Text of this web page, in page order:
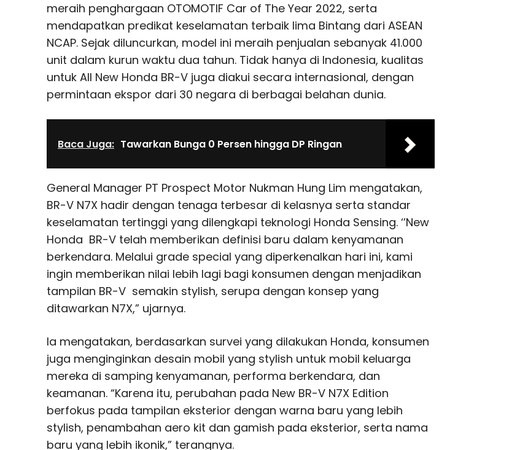
meraih penghargaan OTOMOTIF Car of The Year 2022, serta
mendapatkan predikat keselamatan terbaik lima Bintang dari ASEAN
NCAP. Sejak diluncurkan, model ini meraih penjualan sebanyak 41.000
unit dalam kurun waktu dua tahun. Tidak hanya di Indonesia, kualitas
untuk All New Honda BR-V juga diakui secara internasional, dengan
permintaan ekspor dari 30 negara di berbagai belahan dunia.
Baca Juga: Tawarkan Bunga 0 Persen hingga DP Ringan
General Manager PT Prospect Motor Nukman Hung Lim mengatakan,
BR-V N7X hadir dengan tenaga terbesar di kelasnya serta standar
keselamatan tertinggi yang dilengkapi teknologi Honda Sensing. ‘’New
Honda BR-V telah memberikan definisi baru dalam kenyamanan
berkendara. Melalui grade special yang diperkenalkan hari ini, kami
ingin memberikan nilai lebih lagi bagi konsumen dengan menjadikan
tampilan BR-V semakin stylish, serupa dengan konsep yang
ditawarkan N7X,” ujarnya.
Ia mengatakan, berdasarkan survei yang dilakukan Honda, konsumen
juga menginginkan desain mobil yang stylish untuk mobil keluarga
mereka di samping kenyamanan, performa berkendara, dan
keamanan. “Karena itu, perubahan pada New BR-V N7X Edition
berfokus pada tampilan eksterior dengan warna baru yang lebih
stylish, penambahan aero kit dan gamish pada eksterior, serta nama
baru yang lebih ikonik,” terangnya.